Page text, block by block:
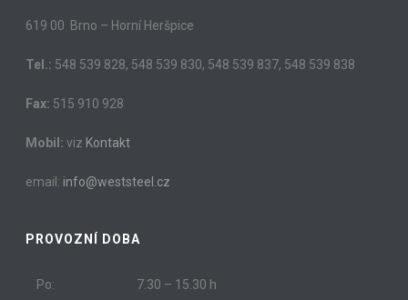
619 00 Brno – Horní Heršpice
Tel.: 548 539 828, 548 539 830, 548 539 837, 548 539 838
Fax: 515 910 928
Mobil: viz Kontakt
email: info@weststeel.cz
PROVOZNÍ DOBA
Po: 7.30 – 15.30 h